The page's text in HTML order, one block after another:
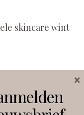
skincare wint
×